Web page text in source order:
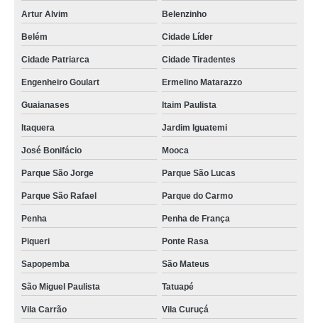
Artur Alvim Belenzinho
Belém Cidade Líder
Cidade Patriarca Cidade Tiradentes
Engenheiro Goulart Ermelino Matarazzo
Guaianases Itaim Paulista
Itaquera Jardim Iguatemi
José Bonifácio Mooca
Parque São Jorge Parque São Lucas
Parque São Rafael Parque do Carmo
Penha Penha de França
Piqueri Ponte Rasa
Sapopemba São Mateus
São Miguel Paulista Tatuapé
Vila Carrão Vila Curuçá